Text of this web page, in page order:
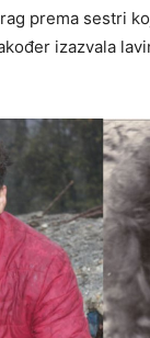
prema sestri
izazvala